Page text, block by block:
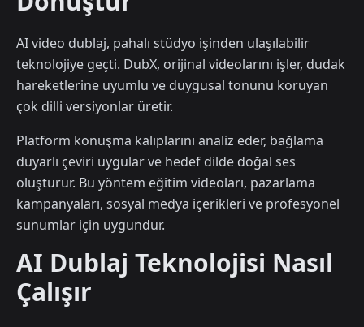
AI video dublaj, pahalı stüdyo işinden ulaşılabilir
teknolojiye geçti. DubX, orijinal videolarını işler, dudak
hareketlerine uyumlu ve duygusal tonunu koruyan
çok dilli versiyonlar üretir.
Platform konuşma kalıplarını analiz eder, bağlama
duyarlı çeviri uygular ve hedef dilde doğal ses
oluşturur. Bu yöntem eğitim videoları, pazarlama
kampanyaları, sosyal medya içerikleri ve profesyonel
sunumlar için uygundur.
AI Dublaj Teknolojisi Nasıl
Çalışır